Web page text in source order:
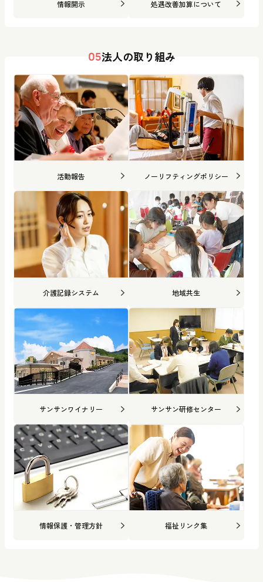
情報開示 処遇改善加算について
05法人の取り組み
活動報告 ノーリフティングポリシー
介護記録システム 地域共生
サンサンワイナリー サンサン研修センター
情報保護・管理方針 福祉リンク集